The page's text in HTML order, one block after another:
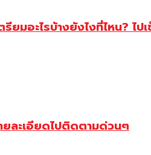
ยมอะไรบ้างยังไงที่ไหน? ไป
ยละเอียดไปติดตามด่วนๆ